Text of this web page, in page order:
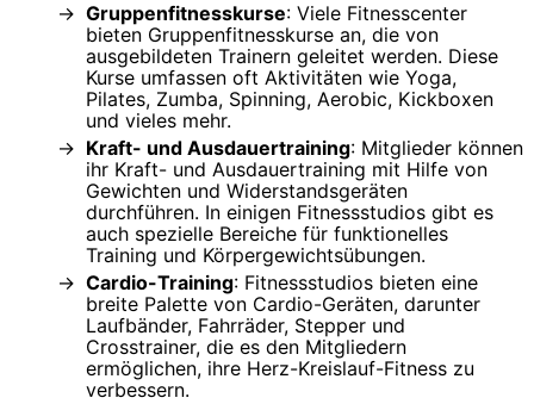
Gruppenfitnesskurse: Viele Fitnesscenter
bieten Gruppenfitnesskurse an, die von
ausgebildeten Trainern geleitet werden. Diese
Kurse umfassen oft Aktivitäten wie Yoga,
Pilates, Zumba, Spinning, Aerobic, Kickboxen
und vieles mehr.
Kraft- und Ausdauertraining: Mitglieder können
ihr Kraft- und Ausdauertraining mit Hilfe von
Gewichten und Widerstandsgeräten
durchführen. In einigen Fitnessstudios gibt es
auch spezielle Bereiche für funktionelles
Training und Körpergewichtsübungen.
Cardio-Training: Fitnessstudios bieten eine
breite Palette von Cardio-Geräten, darunter
Laufbänder, Fahrräder, Stepper und
Crosstrainer, die es den Mitgliedern
ermöglichen, ihre Herz-Kreislauf-Fitness zu
verbessern.